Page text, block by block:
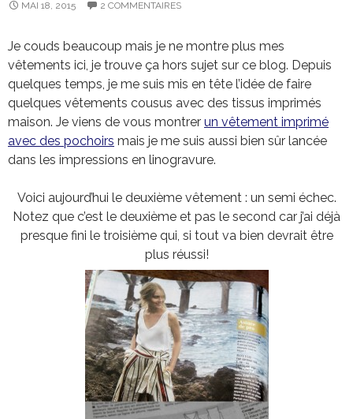
MAI 18, 2015 2 COMMENTAIRES
Je couds beaucoup mais je ne montre plus mes
vêtements ici, je trouve ça hors sujet sur ce blog. Depuis
quelques temps, je me suis mis en tête l’idée de faire
quelques vêtements cousus avec des tissus imprimés
maison. Je viens de vous montrer un vêtement imprimé
avec des pochoirs mais je me suis aussi bien sûr lancée
dans les impressions en linogravure.
Voici aujourd’hui le deuxième vêtement : un semi échec.
Notez que c’est le deuxième et pas le second car j’ai déjà
presque fini le troisième qui, si tout va bien devrait être
plus réussi!